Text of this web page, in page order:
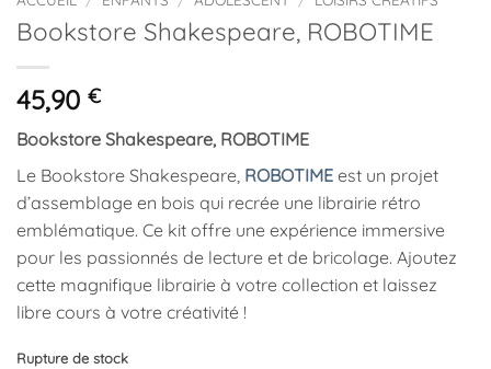
Bookstore Shakespeare, ROBOTIME
45,90 €
Bookstore Shakespeare, ROBOTIME
Le Bookstore Shakespeare, ROBOTIME est un projet
d’assemblage en bois qui recrée une librairie rétro
emblématique. Ce kit offre une expérience immersive
pour les passionnés de lecture et de bricolage. Ajoutez
cette magnifique librairie à votre collection et laissez
libre cours à votre créativité !
Rupture de stock